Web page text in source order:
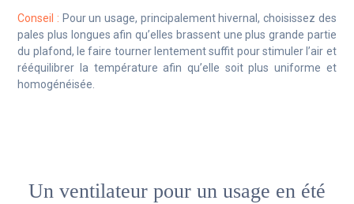
Conseil : Pour un usage, principalement hivernal, choisissez des
pales plus longues afin qu’elles brassent une plus grande partie
du plafond, le faire tourner lentement suffit pour stimuler l’air et
rééquilibrer la température afin qu’elle soit plus uniforme et
homogénéisée.
Un ventilateur pour un usage en été